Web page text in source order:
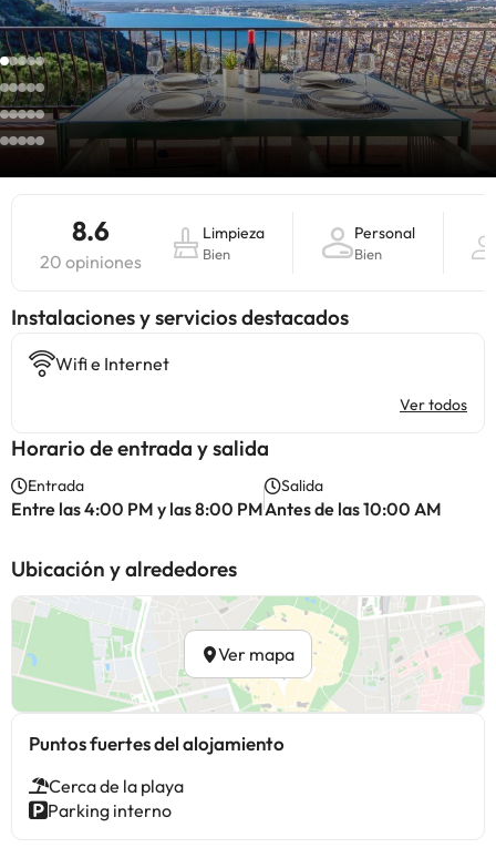
8.6
20 opiniones
Limpieza
Bien
Personal
Bien
Instalaciones y servicios destacados
Wifi e Internet
Ver todos
Horario de entrada y salida
Entrada
Entre las 4:00 PM y las 8:00 PM
Salida
Antes de las 10:00 AM
Ubicación y alrededores
Ver mapa
Puntos fuertes del alojamiento
Cerca de la playa
Parking interno